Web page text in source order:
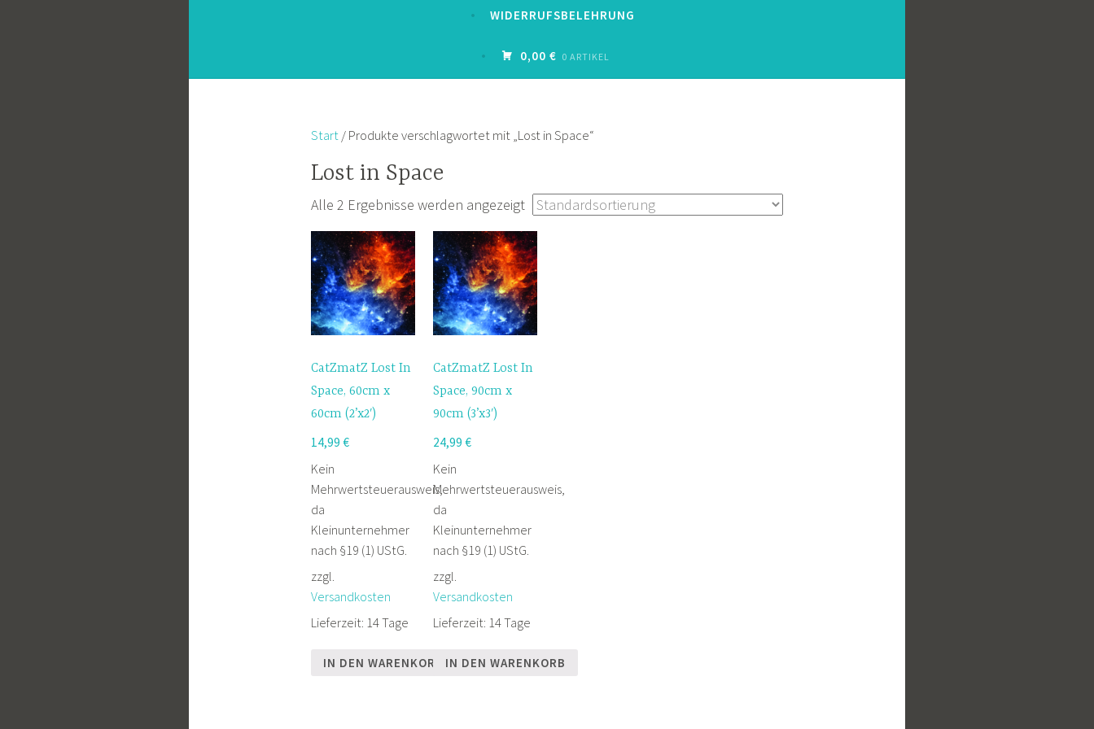
WIDERRUFSBELEHRUNG
0,00 € 0 ARTIKEL
Start/ Produkte verschlagwortet mit „Lost in Space“
Lost in Space
Alle 2 Ergebnisse werden angezeigt
CatZmatZ Lost In
Space, 60cm x
60cm (2’x2′)
14,99 €
Kein
Mehrwertsteuerausweis,
da
Kleinunternehmer
nach §19 (1) UStG.
zzgl.
Versandkosten
Lieferzeit: 14 Tage
IN DEN WARENKORB
CatZmatZ Lost In
Space, 90cm x
90cm (3’x3′)
24,99 €
Kein
Mehrwertsteuerausweis,
da
Kleinunternehmer
nach §19 (1) UStG.
zzgl.
Versandkosten
Lieferzeit: 14 Tage
IN DEN WARENKORB